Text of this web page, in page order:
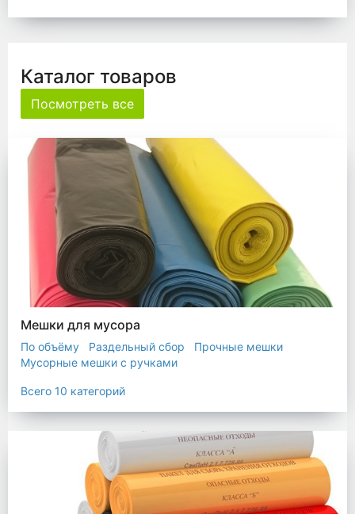
Каталог товаров
Посмотреть все
Мешки для мусора
По объёму Раздельный сбор
Прочные мешки
Мусорные мешки с ручками
Прозрачные мешки
Мешки строительные
Мешок для листьев
Всего 10 категорий